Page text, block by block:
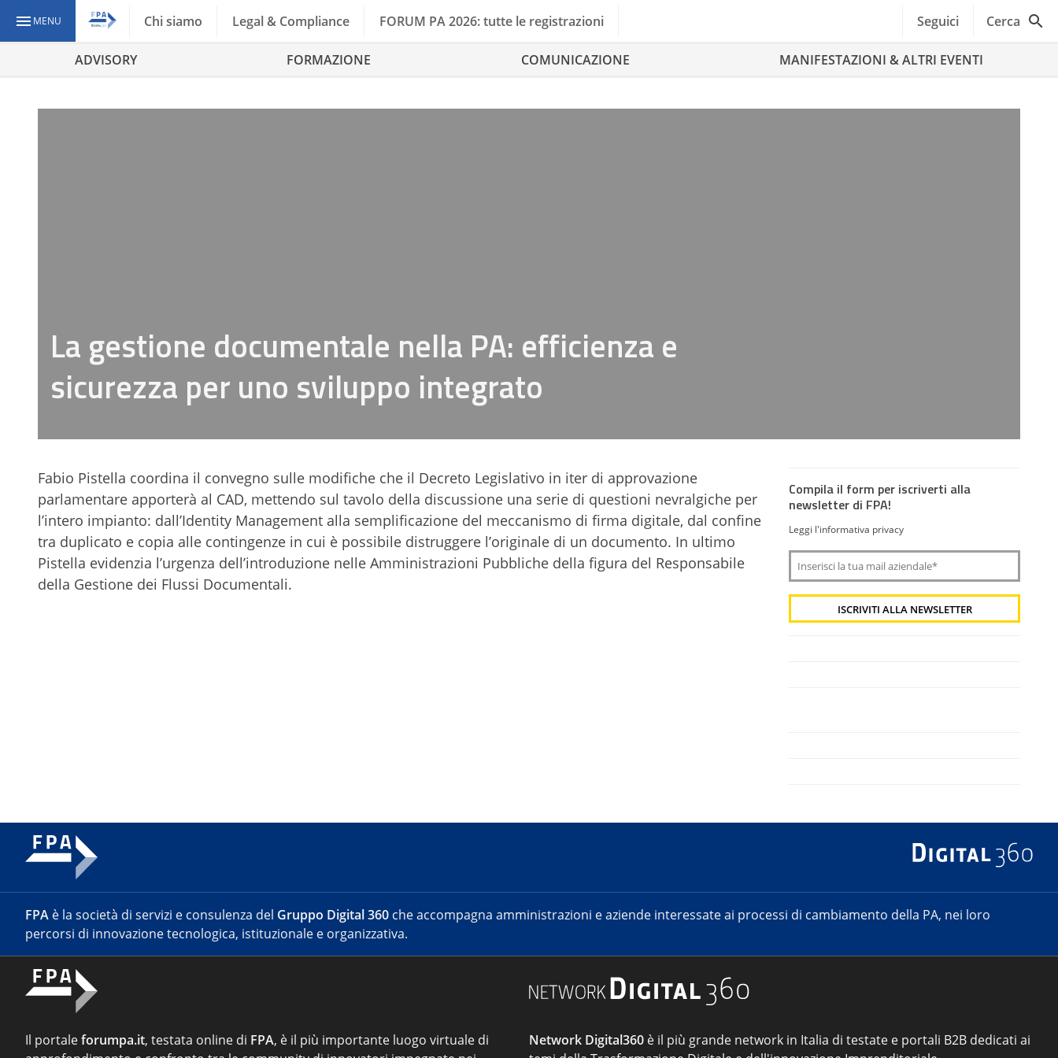
MENU Chi siamo Legal & Compliance FORUM PA 2026: tutte le registrazioni Seguici Cerca
ADVISORY FORMAZIONE COMUNICAZIONE MANIFESTAZIONI & ALTRI EVENTI
La gestione documentale nella PA: efficienza e
sicurezza per uno sviluppo integrato
Fabio Pistella coordina il convegno sulle modifiche che il Decreto Legislativo in iter di approvazione
parlamentare apporterà al CAD, mettendo sul tavolo della discussione una serie di questioni nevralgiche per
l’intero impianto: dall’Identity Management alla semplificazione del meccanismo di firma digitale, dal confine
tra duplicato e copia alle contingenze in cui è possibile distruggere l’originale di un documento. In ultimo
Pistella evidenzia l’urgenza dell’introduzione nelle Amministrazioni Pubbliche della figura del Responsabile
della Gestione dei Flussi Documentali.
Compila il form per iscriverti alla
newsletter di FPA!
Leggi l'informativa privacy
FPA è la società di servizi e consulenza del Gruppo Digital 360 che accompagna amministrazioni e aziende interessate ai processi di cambiamento della PA, nei loro
percorsi di innovazione tecnologica, istituzionale e organizzativa.
Il portaleforumpa.it, testata online di FPA, è il più importante luogo virtuale di
Network Digital360 è il più grande network in Italia di testate e portali B2B dedicati ai